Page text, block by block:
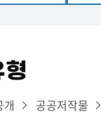
개 공공저작물